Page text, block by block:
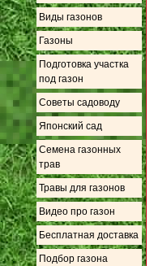
Виды газонов
Газоны
Подготовка участка
под газон
Советы садоводу
Японский сад
Семена газонных
трав
Травы для газонов
Видео про газон
Бесплатная доставка
Подбор газона